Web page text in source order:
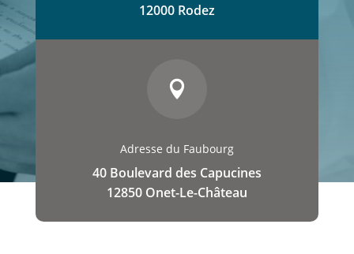
12000 Rodez

Adresse du Faubourg
40 Boulevard des Capucines
12850 Onet-Le-Château